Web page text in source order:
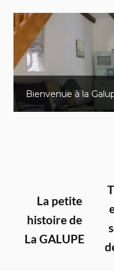
Salon cosy
La petite
histoire de
La GALUPE